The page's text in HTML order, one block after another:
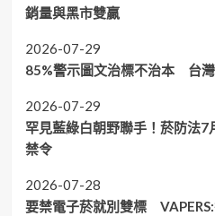
銷量與黑市雙贏
2026-07-29
85%警示圖文治標不治本 台
2026-07-29
罕見藍綠白朝野聯手！菸防法
禁令
2026-07-28
要禁電子菸就別雙標